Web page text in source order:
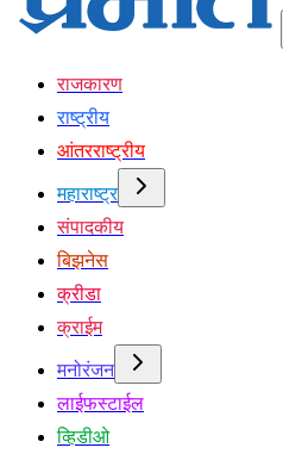
राजकारण
राष्ट्रीय
आंतरराष्ट्रीय
महाराष्ट्र
संपादकीय
बिझनेस
क्रीडा
क्राईम
मनोरंजन
लाईफस्टाईल
व्हिडीओ